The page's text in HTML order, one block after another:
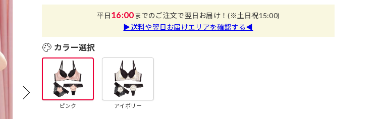
平日16:00までのご注文で翌日お届け！(※土日祝15:00)
▶送料や翌日お届けエリアを確認する◀
カラー選択
ピンク アイボリー